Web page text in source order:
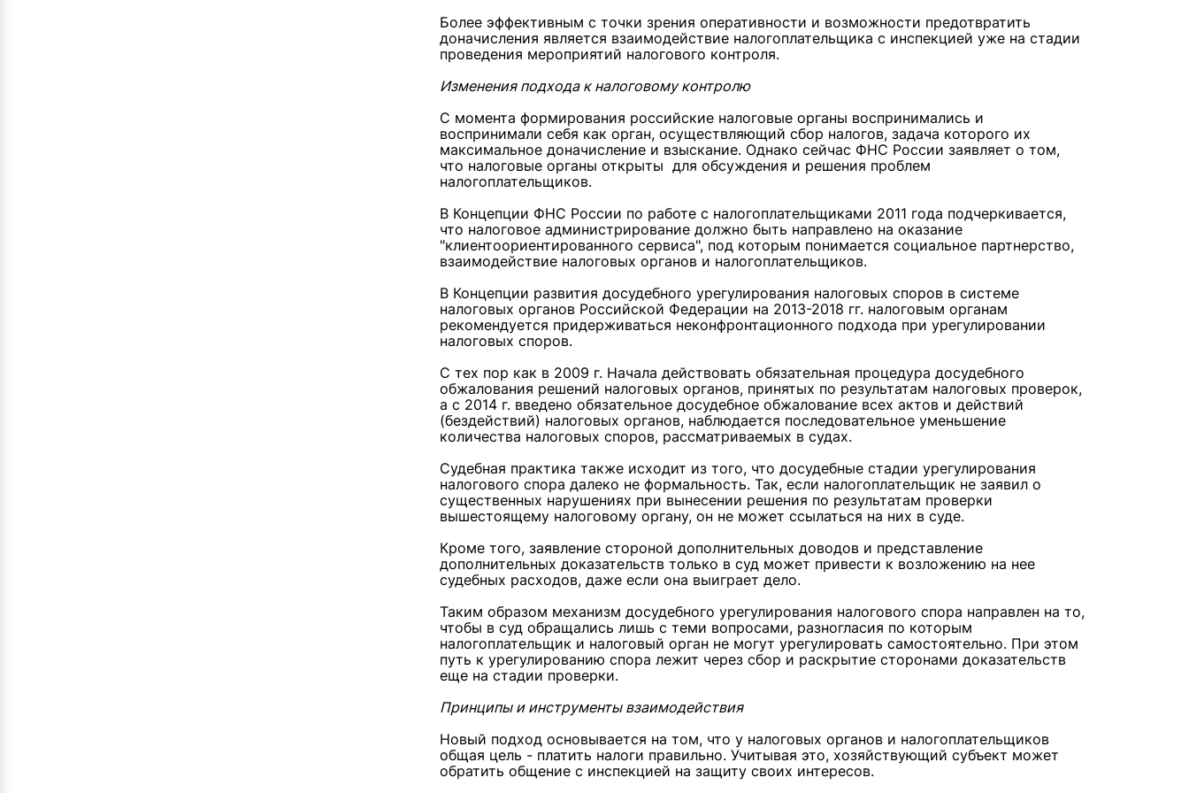
Более эффективным с точки зрения оперативности и возможности предотвратить
доначисления является взаимодействие налогоплательщика с инспекцией уже на стадии
проведения мероприятий налогового контроля.
Изменения подхода к налоговому контролю
С момента формирования российские налоговые органы воспринимались и
воспринимали себя как орган, осуществляющий сбор налогов, задача которого их
максимальное доначисление и взыскание. Однако сейчас ФНС России заявляет о том,
что налоговые органы открыты для обсуждения и решения проблем
налогоплательщиков.
В Концепции ФНС России по работе с налогоплательщиками 2011 года подчеркивается,
что налоговое администрирование должно быть направлено на оказание
"клиентоориентированного сервиса", под которым понимается социальное партнерство,
взаимодействие налоговых органов и налогоплательщиков.
В Концепции развития досудебного урегулирования налоговых споров в системе
налоговых органов Российской Федерации на 2013-2018 гг. налоговым органам
рекомендуется придерживаться неконфронтационного подхода при урегулировании
налоговых споров.
С тех пор как в 2009 г. Начала действовать обязательная процедура досудебного
обжалования решений налоговых органов, принятых по результатам налоговых проверок,
а с 2014 г. введено обязательное досудебное обжалование всех актов и действий
(бездействий) налоговых органов, наблюдается последовательное уменьшение
количества налоговых споров, рассматриваемых в судах.
Судебная практика также исходит из того, что досудебные стадии урегулирования
налогового спора далеко не формальность. Так, если налогоплательщик не заявил о
существенных нарушениях при вынесении решения по результатам проверки
вышестоящему налоговому органу, он не может ссылаться на них в суде.
Кроме того, заявление стороной дополнительных доводов и представление
дополнительных доказательств только в суд может привести к возложению на нее
судебных расходов, даже если она выиграет дело.
Таким образом механизм досудебного урегулирования налогового спора направлен на то,
чтобы в суд обращались лишь с теми вопросами, разногласия по которым
налогоплательщик и налоговый орган не могут урегулировать самостоятельно. При этом
путь к урегулированию спора лежит через сбор и раскрытие сторонами доказательств
еще на стадии проверки.
Принципы и инструменты взаимодействия
Новый подход основывается на том, что у налоговых органов и налогоплательщиков
общая цель - платить налоги правильно. Учитывая это, хозяйствующий субъект может
обратить общение с инспекцией на защиту своих интересов.